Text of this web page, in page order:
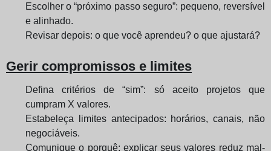
Escolher o “próximo passo seguro”: pequeno, reversível
e alinhado.
Revisar depois: o que você aprendeu? o que ajustará?
Gerir compromissos e limites
Defina critérios de “sim”: só aceito projetos que
cumpram X valores.
Estabeleça limites antecipados: horários, canais, não
negociáveis.
Comunique o porquê: explicar seus valores reduz mal-